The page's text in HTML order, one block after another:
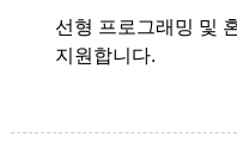
선형 프로그래밍 및
지원합니다.